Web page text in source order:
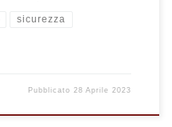
sicurezza
Pubblicato 28 Aprile 2023